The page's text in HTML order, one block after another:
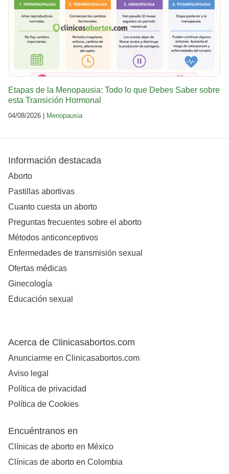
Etapas de la Menopausia: Todo lo que Debes Saber sobre
esta Transición Hormonal
04/08/2026 | Menopausia
Información destacada
Aborto
Pastillas abortivas
Cuanto cuesta un aborto
Preguntas frecuentes sobre el aborto
Métodos anticonceptivos
Enfermedades de transmisión sexual
Ofertas médicas
Ginecología
Educación sexual
Acerca de Clinicasabortos.com
Anunciarme en Clinicasabortos.com
Aviso legal
Política de privacidad
Política de Cookies
Encuéntranos en
Clínicas de aborto en México
Clínicas de aborto en Colombia